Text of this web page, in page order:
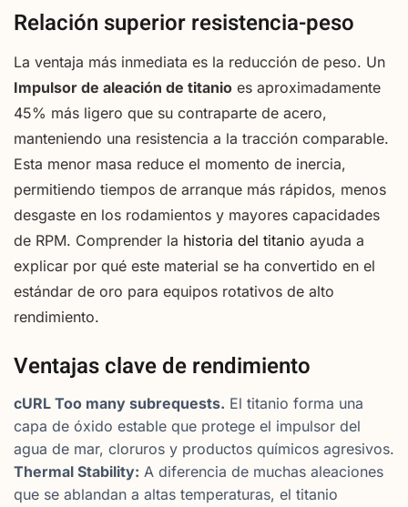
Relación superior resistencia-peso
La ventaja más inmediata es la reducción de peso. Un
Impulsor de aleación de titanio es aproximadamente
45% más ligero que su contraparte de acero,
manteniendo una resistencia a la tracción comparable.
Esta menor masa reduce el momento de inercia,
permitiendo tiempos de arranque más rápidos, menos
desgaste en los rodamientos y mayores capacidades
de RPM. Comprender la historia del titanio ayuda a
explicar por qué este material se ha convertido en el
estándar de oro para equipos rotativos de alto
rendimiento.
Ventajas clave de rendimiento
cURL Too many subrequests. El titanio forma una
capa de óxido estable que protege el impulsor del
agua de mar, cloruros y productos químicos agresivos.
Thermal Stability: A diferencia de muchas aleaciones
que se ablandan a altas temperaturas, el titanio